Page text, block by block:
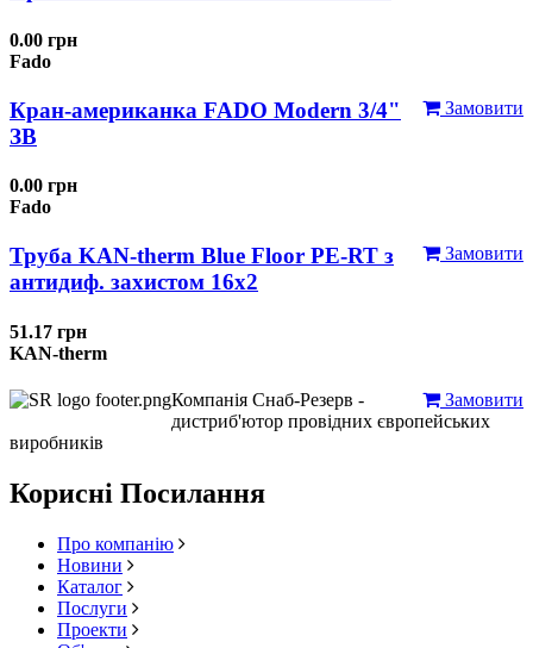
0.00 грн
Fado
Замовити
Кран-американка FADO Modern 3/4"
ЗВ
0.00 грн
Fado
Замовити
Труба KAN-therm Blue Floor PE-RT з
антидиф. захистом 16х2
51.17 грн
KAN-therm
Замовити
Компанія Снаб-Резерв -
дистриб'ютор провідних європейських
виробників
Корисні Посилання
Про компанію
Новини
Каталог
Послуги
Проекти